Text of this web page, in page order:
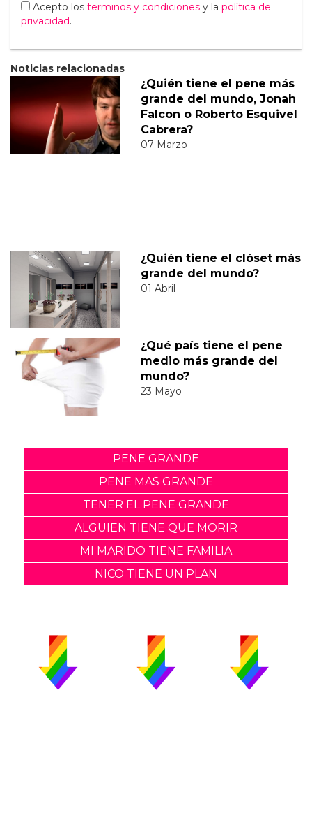
Acepto los terminos y condiciones y la política de
privacidad.
Noticias relacionadas
¿Quién tiene el pene más
grande del mundo, Jonah
Falcon o Roberto Esquivel
Cabrera?
07 Marzo
¿Quién tiene el clóset más
grande del mundo?
01 Abril
¿Qué país tiene el pene
medio más grande del
mundo?
23 Mayo
PENE GRANDE
PENE MAS GRANDE
TENER EL PENE GRANDE
ALGUIEN TIENE QUE MORIR
MI MARIDO TIENE FAMILIA
NICO TIENE UN PLAN